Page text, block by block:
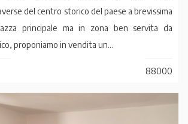
del centro storico del paese a brevissima
principale ma in zona ben servita da
proponiamo in vendita un...
88000